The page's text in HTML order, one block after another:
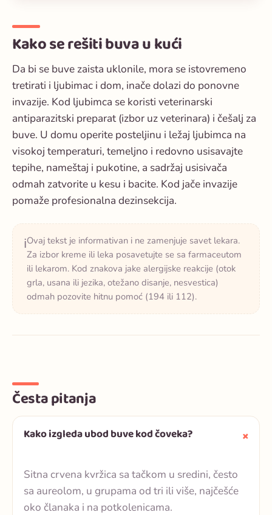
Kako se rešiti buva u kući
Da bi se buve zaista uklonile, mora se istovremeno
tretirati i ljubimac i dom, inače dolazi do ponovne
invazije. Kod ljubimca se koristi veterinarski
antiparazitski preparat (izbor uz veterinara) i češalj za
buve. U domu operite posteljinu i ležaj ljubimca na
visokoj temperaturi, temeljno i redovno usisavajte
tepihe, nameštaj i pukotine, a sadržaj usisivača
odmah zatvorite u kesu i bacite. Kod jače invazije
pomaže profesionalna dezinsekcija.
ℹ️Ovaj tekst je informativan i ne zamenjuje savet lekara.
Za izbor kreme ili leka posavetujte se sa farmaceutom
ili lekarom. Kod znakova jake alergijske reakcije (otok
grla, usana ili jezika, otežano disanje, nesvestica)
odmah pozovite hitnu pomoć (194 ili 112).
Česta pitanja
Kako izgleda ubod buve kod čoveka?
Sitna crvena kvržica sa tačkom u sredini, često
sa aureolom, u grupama od tri ili više, najčešće
oko članaka i na potkolenicama.